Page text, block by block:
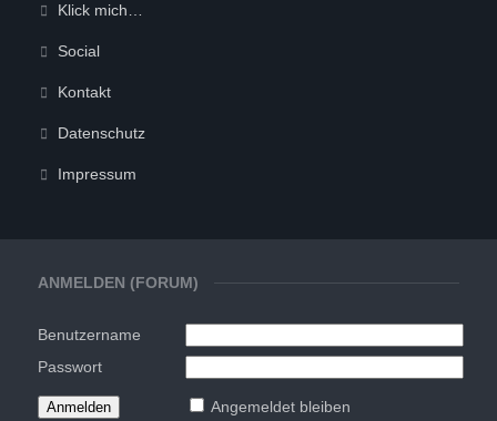
ANMELDEN (FORUM)
Benutzername
Passwort
Angemeldet bleiben
Klick mich…
Social
Kontakt
Datenschutz
Impressum